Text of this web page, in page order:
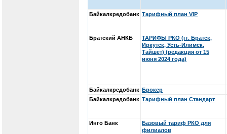
Байкалкредобанк Тарифный план VIP
Братский АНКБ
ТАРИФЫ РКО (гг. Братск,
Иркутск, Усть-Илимск,
Тайшет) (редакция от 15
июня 2024 года)
Байкалкредобанк Брокер
Байкалкредобанк Тарифный план Стандарт
Инго Банк
Базовый тариф РКО для
филиалов